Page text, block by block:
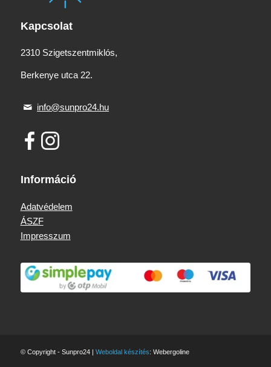
Kapcsolat
2310 Szigetszentmiklós,
Berkenye utca 22.
info@sunpro24.hu
Információ
Adatvédelem
ÁSZF
Impresszum
© Copyright - Sunpro24 | Weboldal készítés: Webergoline